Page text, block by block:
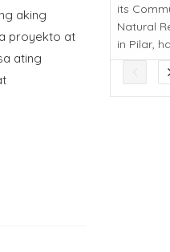
aking
proyekto at
ating
its
Natural
in Pilar,